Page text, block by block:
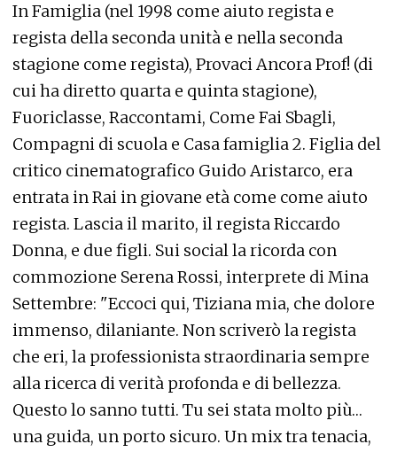
In Famiglia (nel 1998 come aiuto regista e
regista della seconda unità e nella seconda
stagione come regista), Provaci Ancora Prof! (di
cui ha diretto quarta e quinta stagione),
Fuoriclasse, Raccontami, Come Fai Sbagli,
Compagni di scuola e Casa famiglia 2. Figlia del
critico cinematografico Guido Aristarco, era
entrata in Rai in giovane età come come aiuto
regista. Lascia il marito, il regista Riccardo
Donna, e due figli. Sui social la ricorda con
commozione Serena Rossi, interprete di Mina
Settembre: "Eccoci qui, Tiziana mia, che dolore
immenso, dilaniante. Non scriverò la regista
che eri, la professionista straordinaria sempre
alla ricerca di verità profonda e di bellezza.
Questo lo sanno tutti. Tu sei stata molto più…
una guida, un porto sicuro. Un mix tra tenacia,